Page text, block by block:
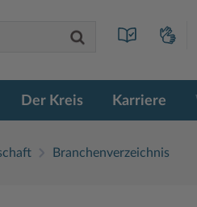
Der Kreis Karriere
Branchenverzeichnis